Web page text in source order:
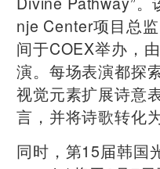
nje Center项目总
间于COEX举办，
演。每场表演都探
视觉元素扩展诗意
言，并将诗歌转化
同时，第15届韩国